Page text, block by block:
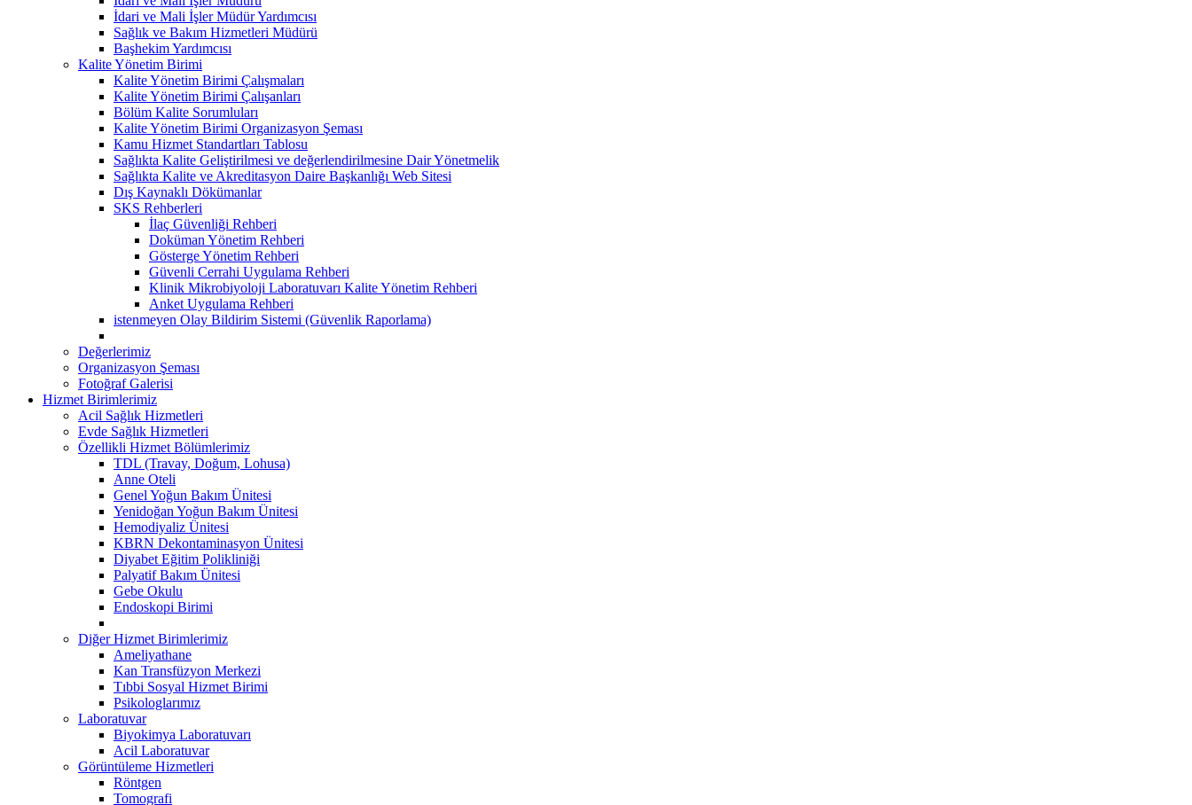
İdari ve Mali İşler Müdür Yardımcısı
Sağlık ve Bakım Hizmetleri Müdürü
Başhekim Yardımcısı
Kalite Yönetim Birimi
Kalite Yönetim Birimi Çalışmaları
Kalite Yönetim Birimi Çalışanları
Bölüm Kalite Sorumluları
Kalite Yönetim Birimi Organizasyon Şeması
Kamu Hizmet Standartları Tablosu
Sağlıkta Kalite Geliştirilmesi ve değerlendirilmesine Dair Yönetmelik
Sağlıkta Kalite ve Akreditasyon Daire Başkanlığı Web Sitesi
Dış Kaynaklı Dökümanlar
SKS Rehberleri
İlaç Güvenliği Rehberi
Doküman Yönetim Rehberi
Gösterge Yönetim Rehberi
Güvenli Cerrahi Uygulama Rehberi
Klinik Mikrobiyoloji Laboratuvarı Kalite Yönetim Rehberi
Anket Uygulama Rehberi
istenmeyen Olay Bildirim Sistemi (Güvenlik Raporlama)
Değerlerimiz
Organizasyon Şeması
Fotoğraf Galerisi
Hizmet Birimlerimiz
Acil Sağlık Hizmetleri
Evde Sağlık Hizmetleri
Özellikli Hizmet Bölümlerimiz
TDL (Travay, Doğum, Lohusa)
Anne Oteli
Genel Yoğun Bakım Ünitesi
Yenidoğan Yoğun Bakım Ünitesi
Hemodiyaliz Ünitesi
KBRN Dekontaminasyon Ünitesi
Diyabet Eğitim Polikliniği
Palyatif Bakım Ünitesi
Gebe Okulu
Endoskopi Birimi
Diğer Hizmet Birimlerimiz
Ameliyathane
Kan Transfüzyon Merkezi
Tıbbi Sosyal Hizmet Birimi
Psikologlarımız
Laboratuvar
Biyokimya Laboratuvarı
Acil Laboratuvar
Görüntüleme Hizmetleri
Röntgen
Tomografi